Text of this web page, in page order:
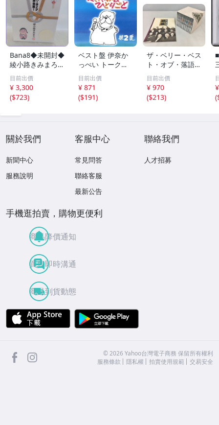
Bana8◆未開封◆
綾小路きみまろ
爆笑スーパーライ
ブ大全集！ CD5
枚組 開運きみま
ろ鈴付
目前出價
¥ 3,300
($723)
ベスト盤 伊奈か
っぺい トークラ
イブ にぎやかな
ひとりごと 第2
集/伊奈かっぺ
い
目前出價
¥ 871
($191)
ザ・ベリー・ベス
ト・オブ・落語 C
D14枚 解説ブッ
クレット付き
目前出價
¥ 970
($213)
(
關於我們
新聞中心
服務說明
客服中心
常見問答
聯絡客服
最新公告
聯絡我們
人才招募
手機逛拍賣，購物更便利
商品降價通知
買賣即時溝通
商品到貨動態
APP Store
facebook ©2026 Yahoo台灣電子商務 保留所有權利
服務條款
隱私權 拍賣使用規範 交易安全